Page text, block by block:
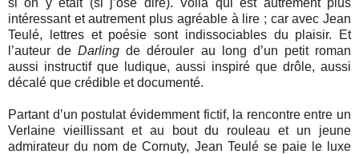
intéressant et autrement plus agréable à lire ; car avec Jean
Teulé, lettres et poésie sont indissociables du plaisir. Et
l’auteur deDarling de dérouler au long d’un petit roman
aussi instructif que ludique, aussi inspiré que drôle, aussi
décalé que crédible et documenté.
Partant d’un postulat évidemment fictif, la rencontre entre un
Verlaine vieillissant et au bout du rouleau et un jeune
admirateur du nom de Cornuty, Jean Teulé se paie le luxe